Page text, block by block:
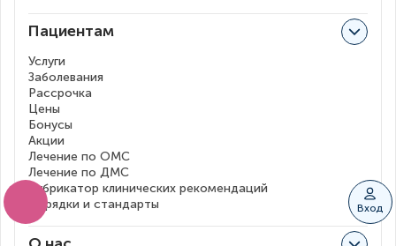
Вход
Пациентам
Услуги
Заболевания
Рассрочка
Цены
Бонусы
Акции
Лечение по ОМС
Лечение по ДМС
Рубрикатор клинических рекомендаций
Порядки и стандарты